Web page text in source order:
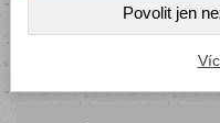
(prázdný)
Povolit jen